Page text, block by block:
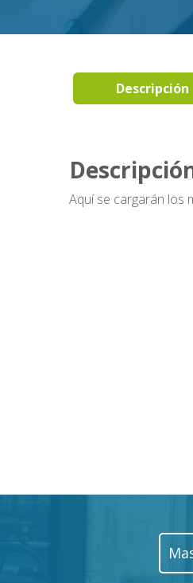
Descripción
Aquí se cargarán los